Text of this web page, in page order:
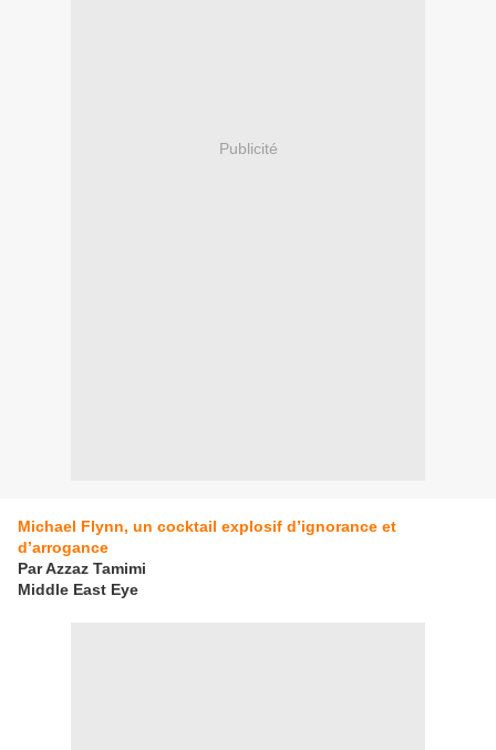
Publicité
Michael Flynn, un cocktail explosif d’ignorance et
d’arrogance
Par Azzaz Tamimi
Middle East Eye